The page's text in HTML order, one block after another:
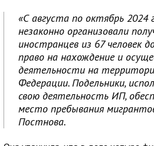
«С августа по октябрь 2024
незаконно организовали
иностранцев из 67 человек
право на нахождение и
деятельности на
Федерации. Подельники,
свою деятельность ИП,
место пребывания
Постнова.